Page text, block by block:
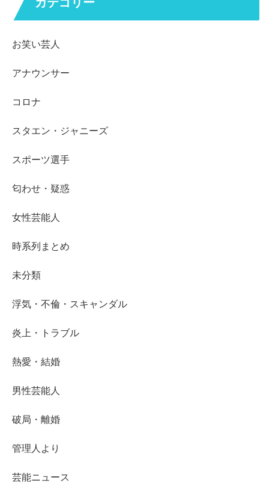
お笑い芸人
アナウンサー
コロナ
スタエン・ジャニーズ
スポーツ選手
匂わせ・疑惑
女性芸能人
時系列まとめ
未分類
浮気・不倫・スキャンダル
炎上・トラブル
熱愛・結婚
男性芸能人
破局・離婚
管理人より
芸能ニュース